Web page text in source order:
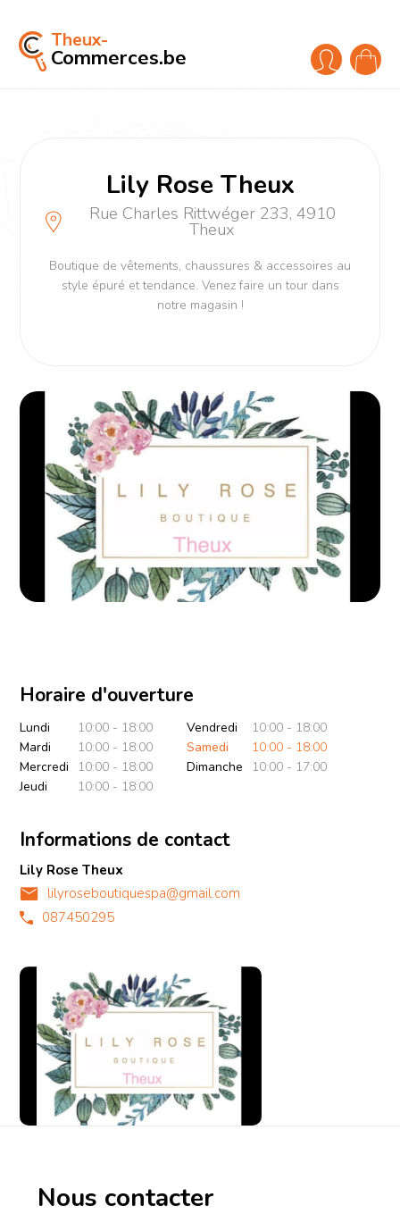
Theux-
Commerces.be
Lily Rose Theux
Rue Charles Rittwéger 233, 4910
Theux
Boutique de vêtements, chaussures & accessoires au
style épuré et tendance. Venez faire un tour dans
notre magasin !
Horaire d'ouverture
Lundi
10:00 - 18:00
Mardi
10:00 - 18:00
Mercredi
10:00 - 18:00
Jeudi
10:00 - 18:00
Vendredi
10:00 - 18:00
Samedi
10:00 - 18:00
Dimanche
10:00 - 17:00
Informations de contact
Lily Rose Theux
lilyroseboutiquespa@gmail.com
087450295
Nous contacter